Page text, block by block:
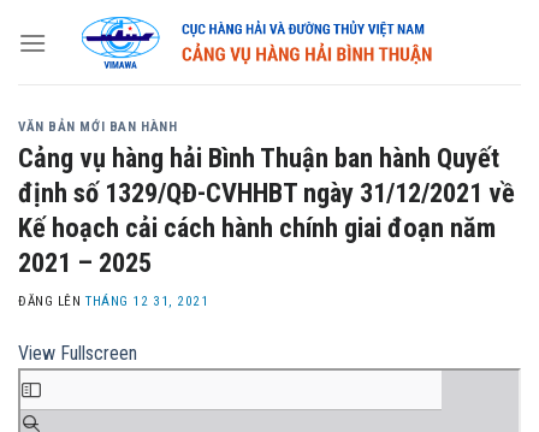
VĂN BẢN MỚI BAN HÀNH
Cảng vụ hàng hải Bình Thuận ban hành Quyết
định số 1329/QĐ-CVHHBT ngày 31/12/2021 về
Kế hoạch cải cách hành chính giai đoạn năm
2021 – 2025
ĐĂNG LÊNTHÁNG 12 31, 2021
View Fullscreen